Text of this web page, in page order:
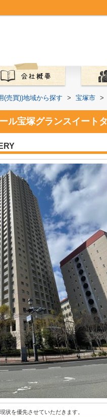
(売買))地域から探す > 宝塚市 >
ル宝塚グランスイート
状を優先させていただきます。